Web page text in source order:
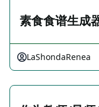
素食食谱生成
LaShondaRenea